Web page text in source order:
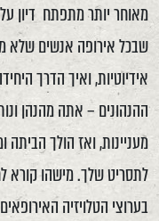
מאוחר יותר מתפתח דיון
שבכל אירופה אנשים שלא
אידיוטיות, ואיך הדרך
ההנהונים – אתה מהנהן
מעניינות, ואז הולך
לתסריט שלך. מישהו קורא
בערוצי הטלויזיה